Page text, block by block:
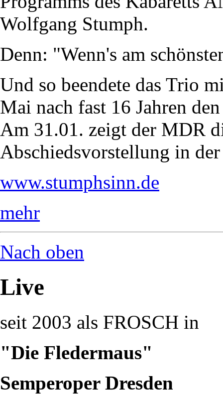
Wolfgang Stumph.
Denn: "Wenn's am
Und so beendete das Trio
Mai nach fast 16 Jahren
Am 31.01. zeigt der MDR
Abschiedsvorstellung in
www.stumphsinn.de
mehr
Nach oben
Live
seit 2003 als FROSCH in
"Die Fledermaus"
Semperoper Dresden